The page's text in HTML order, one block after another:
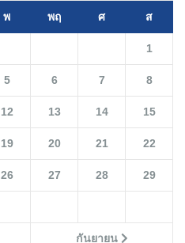
พ พฤ ศ ส
กันยายน
1
5 6 7 8
12 13 14 15
19 20 21 22
26 27 28 29